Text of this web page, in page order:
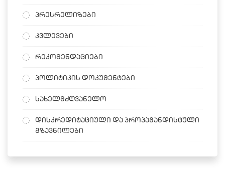
პრესრელიზები
კვლევები
რეკომენდაციები
პოლიტიკის დოკუმენტები
სახელმძღვანელო
დისკრედიტაციული და პროპაგანდისტული
გზავნილები